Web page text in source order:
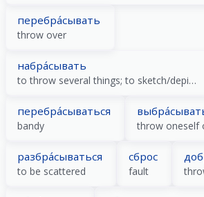
перебра́сывать
throw over
набра́сывать
to throw several things; to sketch/depict/draw
перебра́сываться
bandy throw oneself
разбра́сываться
to be scattered
сброс
fault